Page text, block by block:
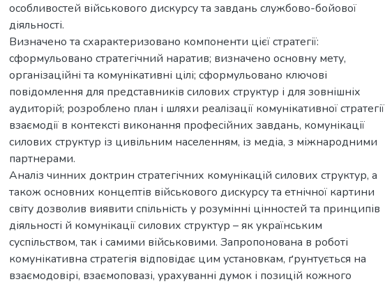
особливостей військового дискурсу та завдань службово-бойової
діяльності.
Визначено та схарактеризовано компоненти цієї стратегії:
сформульовано стратегічний наратив; визначено основну мету,
організаційні та комунікативні цілі; сформульовано ключові
повідомлення для представників силових структур і для зовнішніх
аудиторій; розроблено план і шляхи реалізації комунікативної стратегії
взаємодії в контексті виконання професійних завдань, комунікації
силових структур із цивільним населенням, із медіа, з міжнародними
партнерами.
Аналіз чинних доктрин стратегічних комунікацій силових структур, а
також основних концептів військового дискурсу та етнічної картини
світу дозволив виявити спільність у розумінні цінностей та принципів
діяльності й комунікації силових структур – як українським
суспільством, так і самими військовими. Запропонована в роботі
комунікативна стратегія відповідає цим установкам, ґрунтується на
взаємодовірі, взаємоповазі, урахуванні думок і позицій кожного